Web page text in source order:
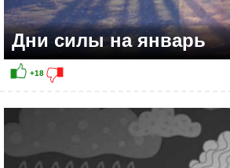
Дни силы на январь